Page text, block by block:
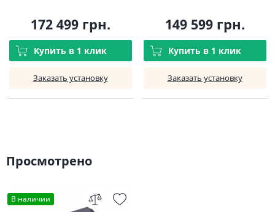
172 499 грн.
Купить в 1 клик
Заказать установку
149 599 грн.
Купить в 1 клик
Заказать установку
Просмотрено
В наличии